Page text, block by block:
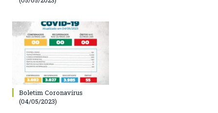
Boletim Coronavírus
(04/05/2023)